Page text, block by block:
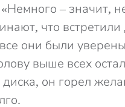
– значит,
что
они были
выше всех
диска, он горел